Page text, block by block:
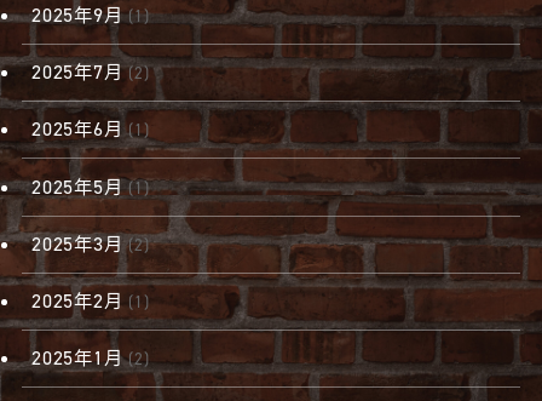
2025年9月(1)
2025年7月(2)
2025年6月 (1)
2025年5月(1)
2025年3月 (2)
2025年2月 (1)
2025年1月(2)